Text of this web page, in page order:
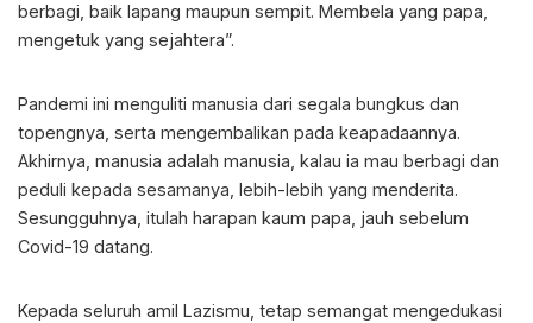
berbagi, baik lapang maupun sempit. Membela yang papa,
mengetuk yang sejahtera”.
Pandemi ini menguliti manusia dari segala bungkus dan
topengnya, serta mengembalikan pada keapadaannya.
Akhirnya, manusia adalah manusia, kalau ia mau berbagi dan
peduli kepada sesamanya, lebih-lebih yang menderita.
Sesungguhnya, itulah harapan kaum papa, jauh sebelum
Covid-19 datang.
Kepada seluruh amil Lazismu, tetap semangat mengedukasi